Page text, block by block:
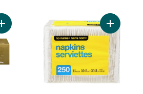
Ajouter Cola diète faible en sodium et